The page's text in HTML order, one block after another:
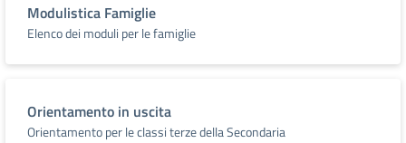
Modulistica Famiglie
Elenco dei moduli per le famiglie
Orientamento in uscita
Orientamento per le classi terze della Secondaria